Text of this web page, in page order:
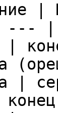
|
--- |
|
|